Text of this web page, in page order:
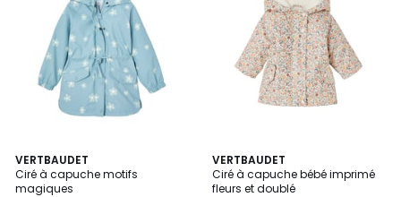
VERTBAUDET
Ciré à capuche motifs
magiques
4
Couleurs
VERTBAUDET
Ciré à capuche bébé imprimé
fleurs et doublé
2
Couleurs